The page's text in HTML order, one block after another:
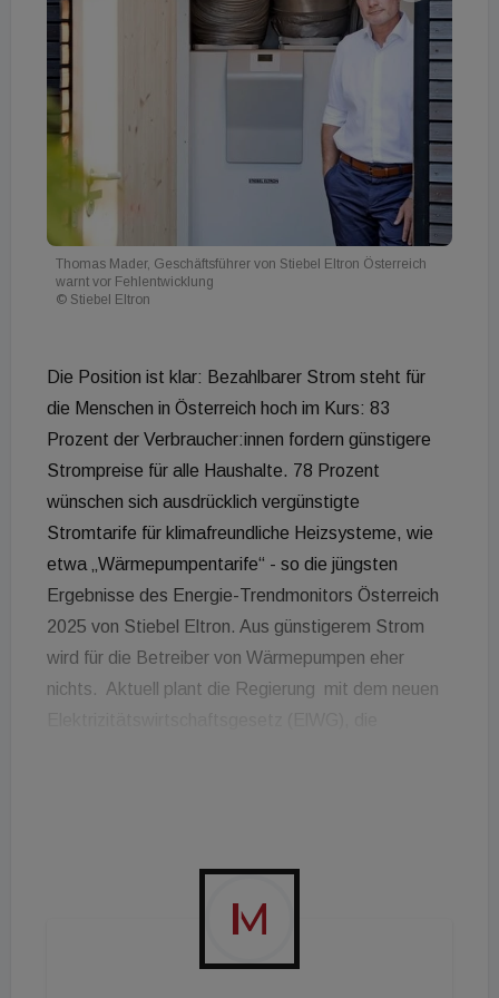
Thomas Mader, Geschäftsführer von Stiebel Eltron Österreich
warnt vor Fehlentwicklung
© Stiebel Eltron
Die Position ist klar: Bezahlbarer Strom steht für
die Menschen in Österreich hoch im Kurs: 83
Prozent der Verbraucher:innen fordern günstigere
Strompreise für alle Haushalte. 78 Prozent
wünschen sich ausdrücklich vergünstigte
Stromtarife für klimafreundliche Heizsysteme, wie
etwa „Wärmepumpentarife“ - so die jüngsten
Ergebnisse des Energie-Trendmonitors Österreich
2025 von Stiebel Eltron. Aus günstigerem Strom
wird für die Betreiber von Wärmepumpen eher
nichts. Aktuell plant die Regierung mit dem neuen
dank klimafreundlicher Haustechnik bereits
verstärkt Strom statt schmutzigem Öl oder Gas
nutzen, dürfen durch das E-Wirtschaftsgesetz nicht
‚bestraft‘ werden.Hier sollte der Gesetzgeber